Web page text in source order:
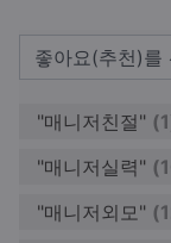
"매니저친절"
"매니저실력"
"매니저외모"